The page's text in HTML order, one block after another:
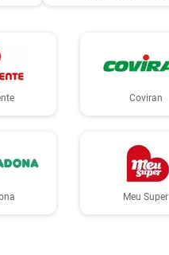
Coviran
Meu Super